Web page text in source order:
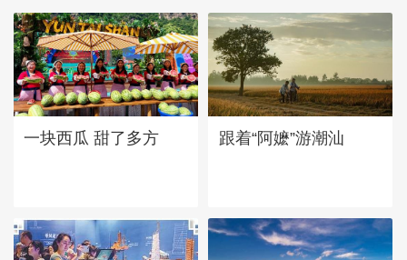
一块西瓜 甜了多方 跟着“阿嬷”游潮汕